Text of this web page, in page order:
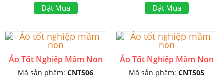
Đặt Mua Đặt Mua
Áo Tốt Nghiệp Mầm Non
Mã sản phẩm: CNT506
Áo Tốt Nghiệp Mầm Non
Mã sản phẩm: CNT505